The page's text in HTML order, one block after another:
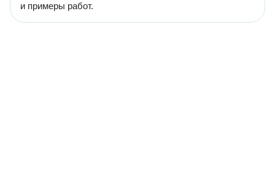
и примеры работ.